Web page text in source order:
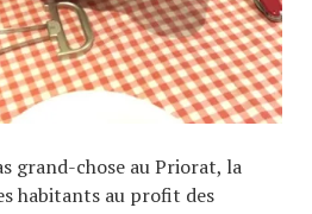
grand-chose au Priorat, la
habitants au profit des